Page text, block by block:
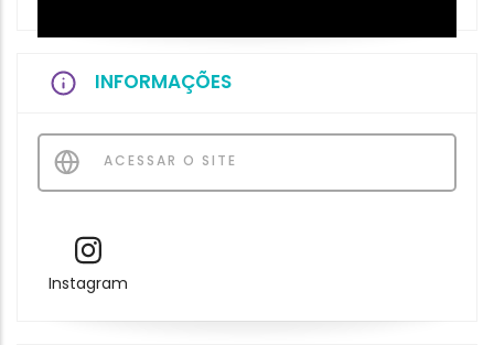
INFORMAÇÕES
ACESSAR O SITE
Instagram